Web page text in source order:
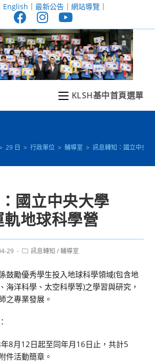
English ｜ 最新公告｜ 網站導覽｜
KLSH基中首頁選單
29 日 > 行政單位 > 輔導室 > 訊息轉知：國立中央
國立中央大學
地球科學營
29
Post訊息轉知 / 輔導室
鼓勵優秀學生投入地球科學領域(包含地
海洋科學、太空科學等)之學習與研究，
之專業發展。
8月12日起至同年月16日止，共計5
件活動簡章。